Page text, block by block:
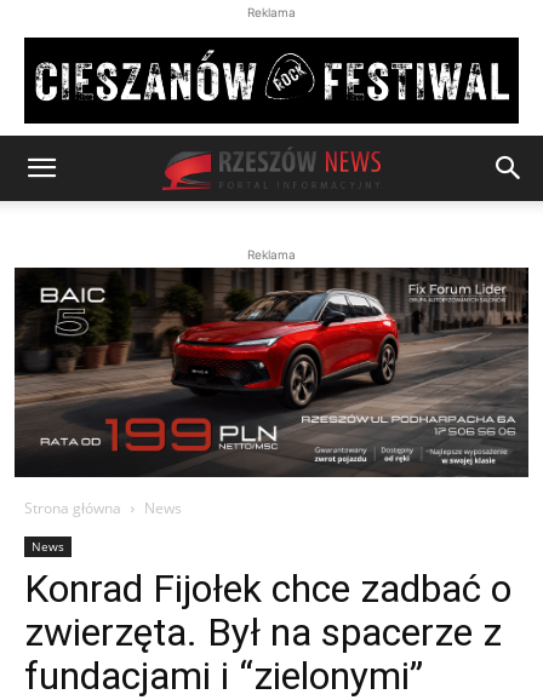
Reklama
Reklama
Strona główna News
News
Konrad Fijołek chce zadbać o
zwierzęta. Był na spacerze z
fundacjami i “zielonymi”